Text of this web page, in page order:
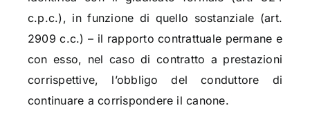
c.p.c.), in funzione di quello sostanziale (art.
2909 c.c.) – il rapporto contrattuale permane e
con esso, nel caso di contratto a prestazioni
corrispettive, l’obbligo del conduttore di
continuare a corrispondere il canone.